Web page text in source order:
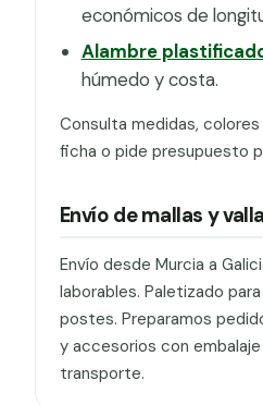
económicos de
Alambre
húmedo y costa.
Consulta medidas,
ficha o pide presupuesto
Envío de mallas y
Envío desde Murcia a
laborables. Paletizado
postes. Preparamos
y accesorios con
transporte.